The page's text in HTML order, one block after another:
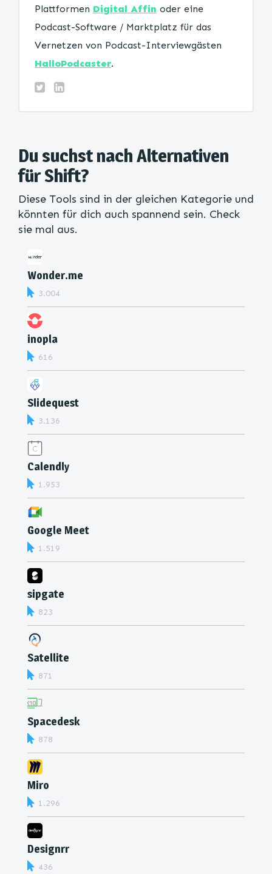
Plattformen Digital Affin oder eine
Podcast-Software / Marktplatz für das
Vernetzen von Podcast-Interviewgästen
HalloPodcaster.
Du suchst nach Alternativen
für Shift?
Diese Tools sind in der gleichen Kategorie und
könnten für dich auch spannend sein. Check
sie mal aus.
Wonder.me
3.004
inopla
616
Slidequest
3.136
Calendly
1.953
Google Meet
1.519
sipgate
823
Satellite
871
Spacedesk
878
Miro
1.296
Designrr
436